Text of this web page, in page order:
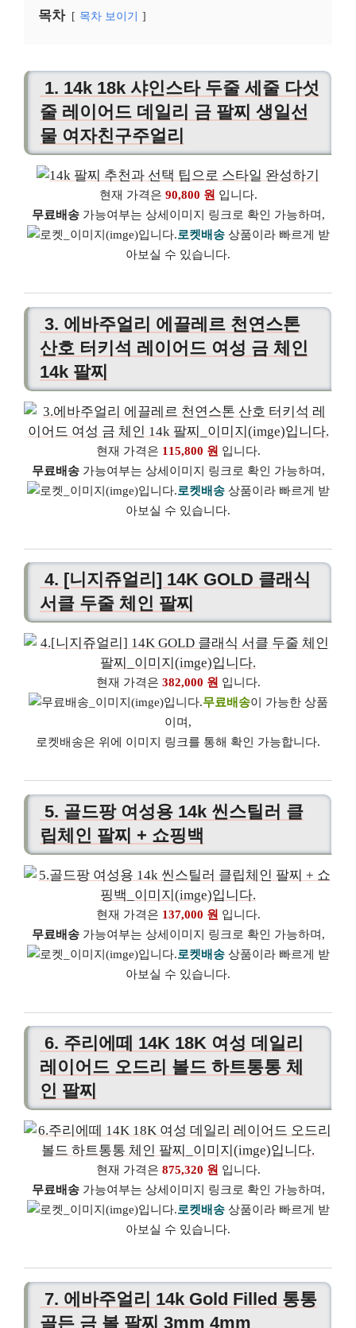
목차 목차 보이기
1. 14k 18k 샤인스타 두줄 세줄 다섯
줄 레이어드 데일리 금 팔찌 생일선
물 여자친구주얼리
현재 가격은 90,800 원 입니다.
무료배송가능여부는 상세이미지 링크로 확인 가능하며,
로켓배송상품이라 빠르게 받
아보실 수 있습니다.
3. 에바주얼리 에끌레르 천연스톤
산호 터키석 레이어드 여성 금 체인
14k 팔찌
현재 가격은 115,800 원 입니다.
무료배송가능여부는 상세이미지 링크로 확인 가능하며,
로켓배송상품이라 빠르게 받
아보실 수 있습니다.
4. [니지쥬얼리] 14K GOLD 클래식
서클 두줄 체인 팔찌
현재 가격은 382,000 원 입니다.
무료배송이 가능한 상품
이며,
로켓배송은 위에 이미지 링크를 통해 확인 가능합니다.
5. 골드팡 여성용 14k 씬스틸러 클
립체인 팔찌 + 쇼핑백
현재 가격은 137,000 원 입니다.
무료배송가능여부는 상세이미지 링크로 확인 가능하며,
로켓배송상품이라 빠르게 받
아보실 수 있습니다.
6. 주리에떼 14K 18K 여성 데일리
레이어드 오드리 볼드 하트통통 체
인 팔찌
현재 가격은 875,320 원 입니다.
무료배송가능여부는 상세이미지 링크로 확인 가능하며,
로켓배송상품이라 빠르게 받
아보실 수 있습니다.
7. 에바주얼리 14k Gold Filled 통통
골든 금 볼 팔찌 3mm 4mm